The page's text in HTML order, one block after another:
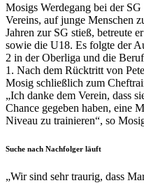
Mosigs Werdegang bei der
Vereins, auf junge Menschen
Jahren zur SG stieß, betreute
sowie die U18. Es folgte der
2 in der Oberliga und die
1. Nach dem Rücktritt von
Mosig schließlich zum
„Ich danke dem Verein, dass
Chance gegeben haben, eine
Niveau zu trainieren“, so
Suche nach Nachfolger läuft
„Wir sind sehr traurig, dass